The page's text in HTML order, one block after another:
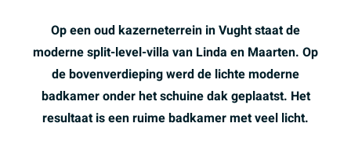
Op een oud kazerneterrein in Vught staat de
moderne split-level-villa van Linda en Maarten. Op
de bovenverdieping werd de lichte moderne
badkamer onder het schuine dak geplaatst. Het
resultaat is een ruime badkamer met veel licht.